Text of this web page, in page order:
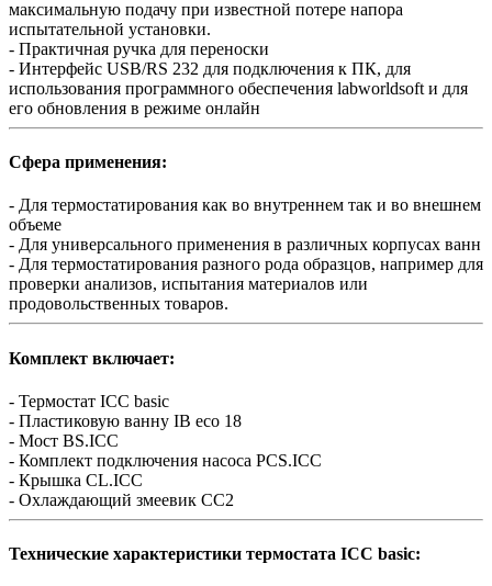
максимальную подачу при известной потере напора
испытательной установки.
- Практичная ручка для переноски
- Интерфейс USB/RS 232 для подключения к ПК, для
использования программного обеспечения labworldsoft и для
его обновления в режиме онлайн
Сфера применения:
- Для термостатирования как во внутреннем так и во внешнем
объеме
- Для универсального применения в различных корпусах ванн
- Для термостатирования разного рода образцов, например для
проверки анализов, испытания материалов или
продовольственных товаров.
Комплект включает:
- Термостат ICC basic
- Пластиковую ванну IB eco 18
- Мост BS.ICC
- Комплект подключения насоса PCS.ICC
- Крышка CL.ICC
- Охлаждающий змеевик CC2
Технические характеристики термостата ICC basic: